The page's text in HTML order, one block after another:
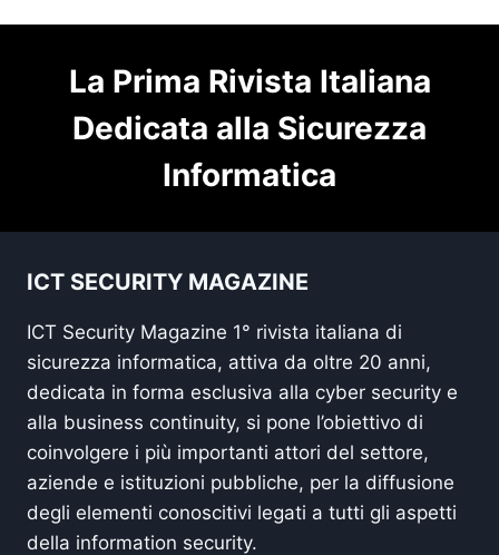
La Prima Rivista Italiana
Dedicata alla Sicurezza
Informatica
ICT SECURITY MAGAZINE
ICT Security Magazine 1° rivista italiana di
sicurezza informatica, attiva da oltre 20 anni,
dedicata in forma esclusiva alla cyber security e
alla business continuity, si pone l’obiettivo di
coinvolgere i più importanti attori del settore,
aziende e istituzioni pubbliche, per la diffusione
degli elementi conoscitivi legati a tutti gli aspetti
della information security.